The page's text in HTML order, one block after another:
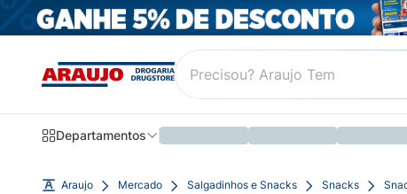
Departamentos
Araujo Mercado Salgadinhos e Snacks Snacks